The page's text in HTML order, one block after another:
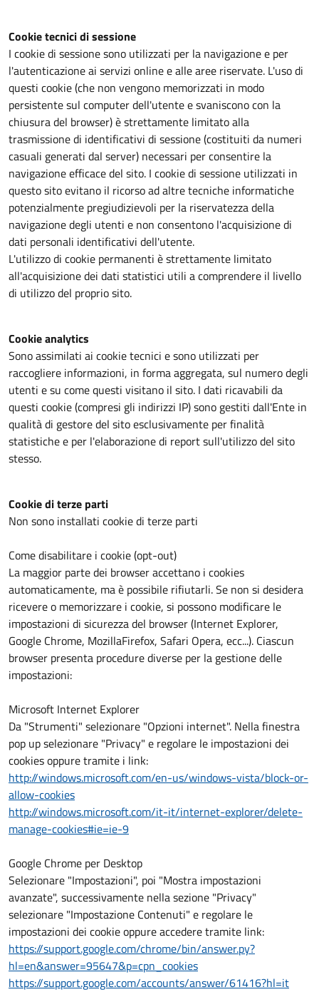
Cookie tecnici di sessione
I cookie di sessione sono utilizzati per la navigazione e per
l'autenticazione ai servizi online e alle aree riservate. L'uso di
questi cookie (che non vengono memorizzati in modo
persistente sul computer dell'utente e svaniscono con la
chiusura del browser) è strettamente limitato alla
trasmissione di identificativi di sessione (costituiti da numeri
casuali generati dal server) necessari per consentire la
navigazione efficace del sito. I cookie di sessione utilizzati in
questo sito evitano il ricorso ad altre tecniche informatiche
potenzialmente pregiudizievoli per la riservatezza della
navigazione degli utenti e non consentono l'acquisizione di
dati personali identificativi dell'utente.
L'utilizzo di cookie permanenti è strettamente limitato
all'acquisizione dei dati statistici utili a comprendere il livello
di utilizzo del proprio sito.
Cookie analytics
Sono assimilati ai cookie tecnici e sono utilizzati per
raccogliere informazioni, in forma aggregata, sul numero degli
utenti e su come questi visitano il sito. I dati ricavabili da
questi cookie (compresi gli indirizzi IP) sono gestiti dall'Ente in
qualità di gestore del sito esclusivamente per finalità
statistiche e per l'elaborazione di report sull'utilizzo del sito
stesso.
Cookie di terze parti
Non sono installati cookie di terze parti
Come disabilitare i cookie (opt-out)
La maggior parte dei browser accettano i cookies
automaticamente, ma è possibile rifiutarli. Se non si desidera
ricevere o memorizzare i cookie, si possono modificare le
impostazioni di sicurezza del browser (Internet Explorer,
Google Chrome, MozillaFirefox, Safari Opera, ecc...). Ciascun
browser presenta procedure diverse per la gestione delle
impostazioni:
Microsoft Internet Explorer
Da "Strumenti" selezionare "Opzioni internet". Nella finestra
pop up selezionare "Privacy" e regolare le impostazioni dei
cookies oppure tramite i link:
http://windows.microsoft.com/en-us/windows-vista/block-or-
allow-cookies
http://windows.microsoft.com/it-it/internet-explorer/delete-
manage-cookies#ie=ie-9
Google Chrome per Desktop
Selezionare "Impostazioni", poi "Mostra impostazioni
avanzate", successivamente nella sezione "Privacy"
selezionare "Impostazione Contenuti" e regolare le
impostazioni dei cookie oppure accedere tramite link:
https://support.google.com/chrome/bin/answer.py?
hl=en&answer=95647&p=cpn_cookies
https://support.google.com/accounts/answer/61416?hl=it